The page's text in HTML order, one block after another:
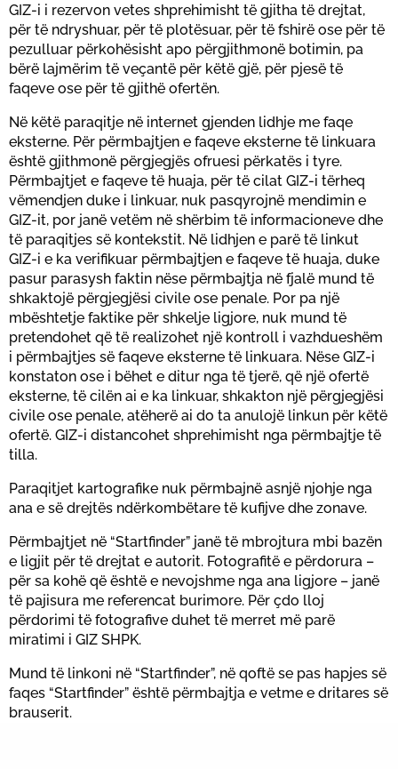
GIZ-i i rezervon vetes shprehimisht të gjitha të drejtat,
për të ndryshuar, për të plotësuar, për të fshirë ose për të
pezulluar përkohësisht apo përgjithmonë botimin, pa
bërë lajmërim të veçantë për këtë gjë, për pjesë të
faqeve ose për të gjithë ofertën.
Në këtë paraqitje në internet gjenden lidhje me faqe
eksterne. Për përmbajtjen e faqeve eksterne të linkuara
është gjithmonë përgjegjës ofruesi përkatës i tyre.
Përmbajtjet e faqeve të huaja, për të cilat GIZ-i tërheq
vëmendjen duke i linkuar, nuk pasqyrojnë mendimin e
GIZ-it, por janë vetëm në shërbim të informacioneve dhe
të paraqitjes së kontekstit. Në lidhjen e parë të linkut
GIZ-i e ka verifikuar përmbajtjen e faqeve të huaja, duke
pasur parasysh faktin nëse përmbajtja në fjalë mund të
shkaktojë përgjegjësi civile ose penale. Por pa një
mbështetje faktike për shkelje ligjore, nuk mund të
pretendohet që të realizohet një kontroll i vazhdueshëm
i përmbajtjes së faqeve eksterne të linkuara. Nëse GIZ-i
konstaton ose i bëhet e ditur nga të tjerë, që një ofertë
eksterne, të cilën ai e ka linkuar, shkakton një përgjegjësi
civile ose penale, atëherë ai do ta anulojë linkun për këtë
ofertë. GIZ-i distancohet shprehimisht nga përmbajtje të
tilla.
Paraqitjet kartografike nuk përmbajnë asnjë njohje nga
ana e së drejtës ndërkombëtare të kufijve dhe zonave.
Përmbajtjet në “Startfinder” janë të mbrojtura mbi bazën
e ligjit për të drejtat e autorit. Fotografitë e përdorura –
për sa kohë që është e nevojshme nga ana ligjore – janë
të pajisura me referencat burimore. Për çdo lloj
përdorimi të fotografive duhet të merret më parë
miratimi i GIZ SHPK.
Mund të linkoni në “Startfinder”, në qoftë se pas hapjes së
faqes “Startfinder” është përmbajtja e vetme e dritares së
brauserit.